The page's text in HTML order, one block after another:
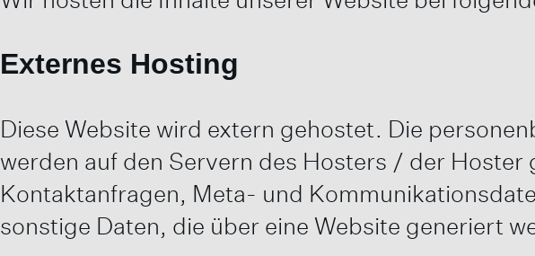
Externes Hosting
Diese Website wird extern gehostet. Die
werden auf den Servern des Hosters / der
Kontaktanfragen, Meta- und
sonstige Daten, die über eine Website generiert